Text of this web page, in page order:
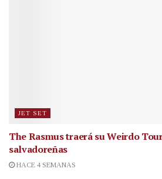
JET SET
The Rasmus traerá su Weirdo
salvadoreñas
HACE 4 SEMANAS